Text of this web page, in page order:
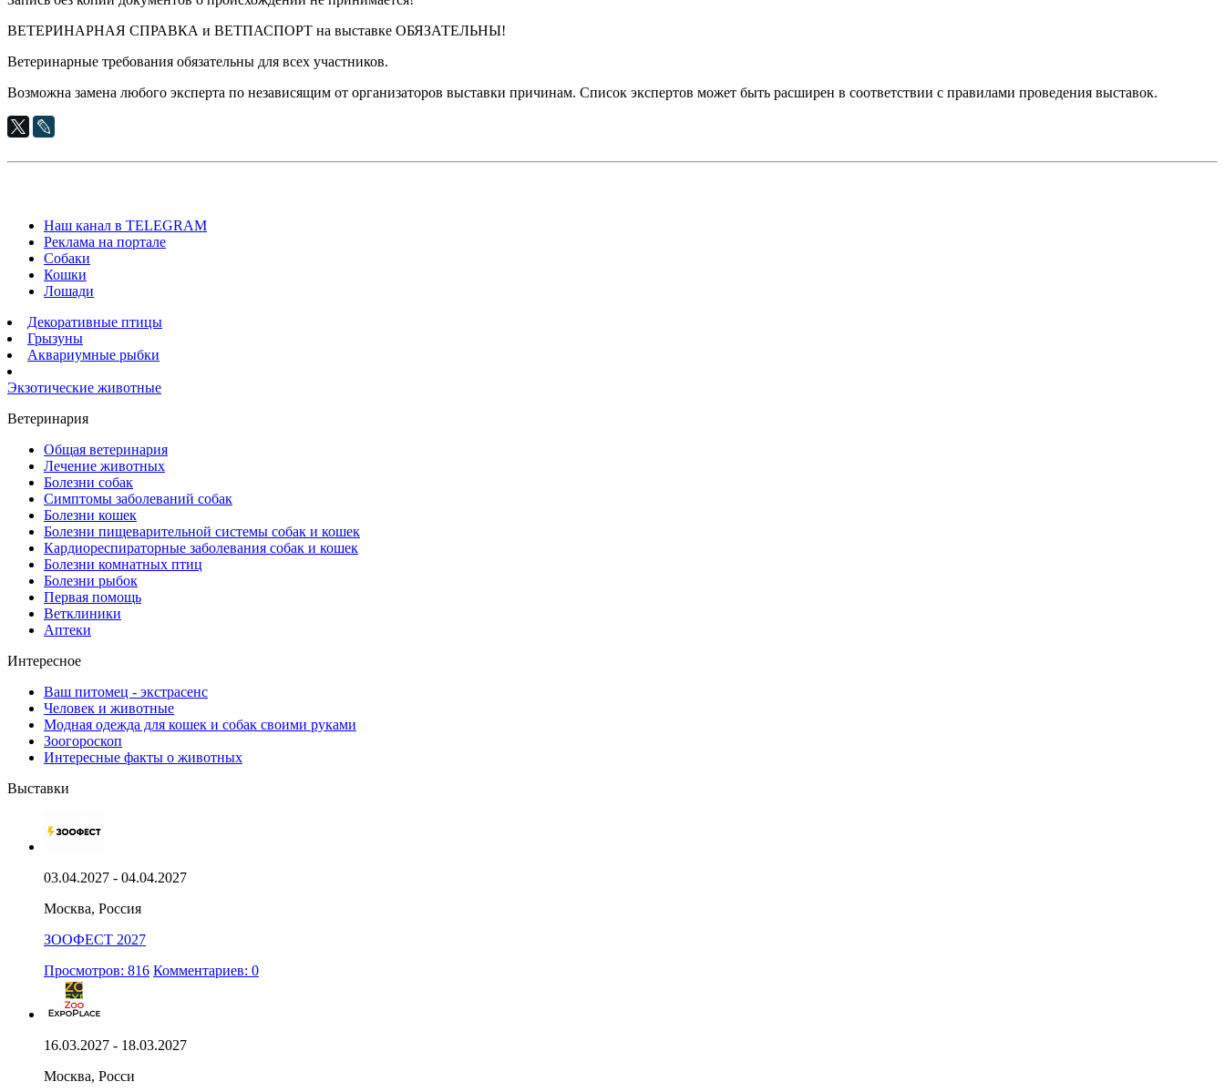
ВЕТЕРИНАРНАЯ СПРАВКА и ВЕТПАСПОРТ на выставке ОБЯЗАТЕЛЬНЫ!
Ветеринарные требования обязательны для всех участников.
Возможна замена любого эксперта по независящим от организаторов выставки причинам. Список экспертов может быть расширен в соответствии с правилами проведения выставок.
Наш канал в TELEGRAM
Реклама на портале
Собаки
Кошки
Лошади
Декоративные птицы
Грызуны
Аквариумные рыбки
Экзотические животные
Ветеринария
Общая ветеринария
Лечение животных
Болезни собак
Симптомы заболеваний собак
Болезни кошек
Болезни пищеварительной системы собак и кошек
Кардиореспираторные заболевания собак и кошек
Болезни комнатных птиц
Болезни рыбок
Первая помощь
Ветклиники
Аптеки
Интересное
Ваш питомец - экстрасенс
Человек и животные
Модная одежда для кошек и собак своими руками
Зоогороскоп
Интересные факты о животных
Выставки
03.04.2027 - 04.04.2027
Москва, Россия
ЗООФЕСТ 2027
Просмотров: 816 Комментариев: 0
16.03.2027 - 18.03.2027
Москва, Росси